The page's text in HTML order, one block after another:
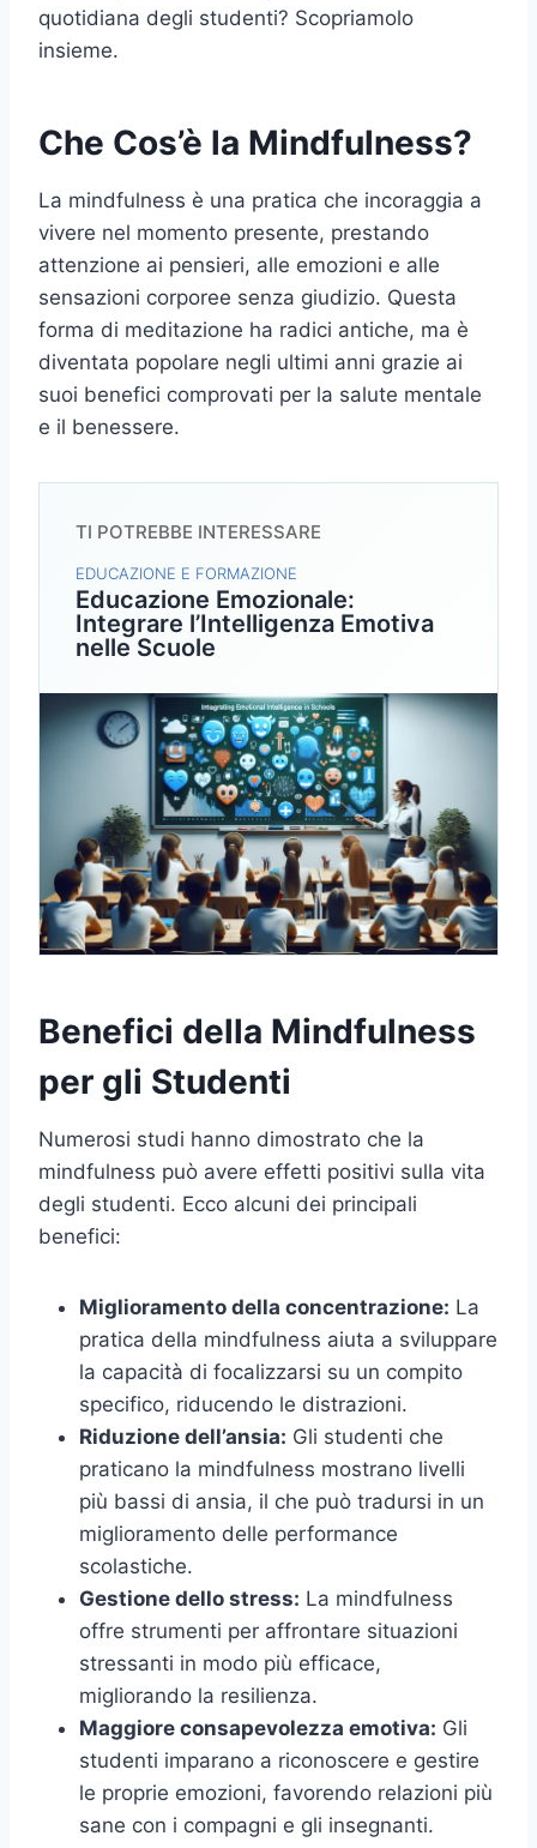
quotidiana degli studenti? Scopriamolo
insieme.
Che Cos’è la Mindfulness?
La mindfulness è una pratica che incoraggia a
vivere nel momento presente, prestando
attenzione ai pensieri, alle emozioni e alle
sensazioni corporee senza giudizio. Questa
forma di meditazione ha radici antiche, ma è
diventata popolare negli ultimi anni grazie ai
suoi benefici comprovati per la salute mentale
e il benessere.
TI POTREBBE INTERESSARE
EDUCAZIONE E FORMAZIONE
Educazione Emozionale:
Integrare l’Intelligenza Emotiva
nelle Scuole
Benefici della Mindfulness
per gli Studenti
Numerosi studi hanno dimostrato che la
mindfulness può avere effetti positivi sulla vita
degli studenti. Ecco alcuni dei principali
benefici:
Miglioramento della concentrazione: La
pratica della mindfulness aiuta a sviluppare
la capacità di focalizzarsi su un compito
specifico, riducendo le distrazioni.
Riduzione dell’ansia: Gli studenti che
praticano la mindfulness mostrano livelli
più bassi di ansia, il che può tradursi in un
miglioramento delle performance
scolastiche.
Gestione dello stress: La mindfulness
offre strumenti per affrontare situazioni
stressanti in modo più efficace,
migliorando la resilienza.
Maggiore consapevolezza emotiva: Gli
studenti imparano a riconoscere e gestire
le proprie emozioni, favorendo relazioni più
sane con i compagni e gli insegnanti.